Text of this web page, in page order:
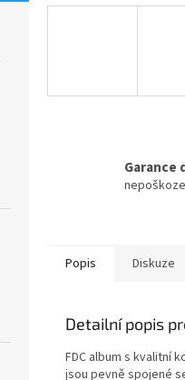
Garance
Popis Diskuze
Detailní popis
FDC album s kvalitní
jsou pevně spojené